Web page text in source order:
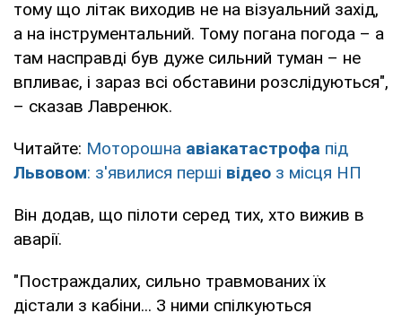
тому що літак виходив не на візуальний захід,
а на інструментальний. Тому погана погода – а
там насправді був дуже сильний туман – не
впливає, і зараз всі обставини розслідуються",
– сказав Лавренюк.
Читайте: Моторошна авіакатастрофа під
Львовом: з'явилися перші відео з місця НП
Він додав, що пілоти серед тих, хто вижив в
аварії.
"Постраждалих, сильно травмованих їх
дістали з кабіни... З ними спілкуються